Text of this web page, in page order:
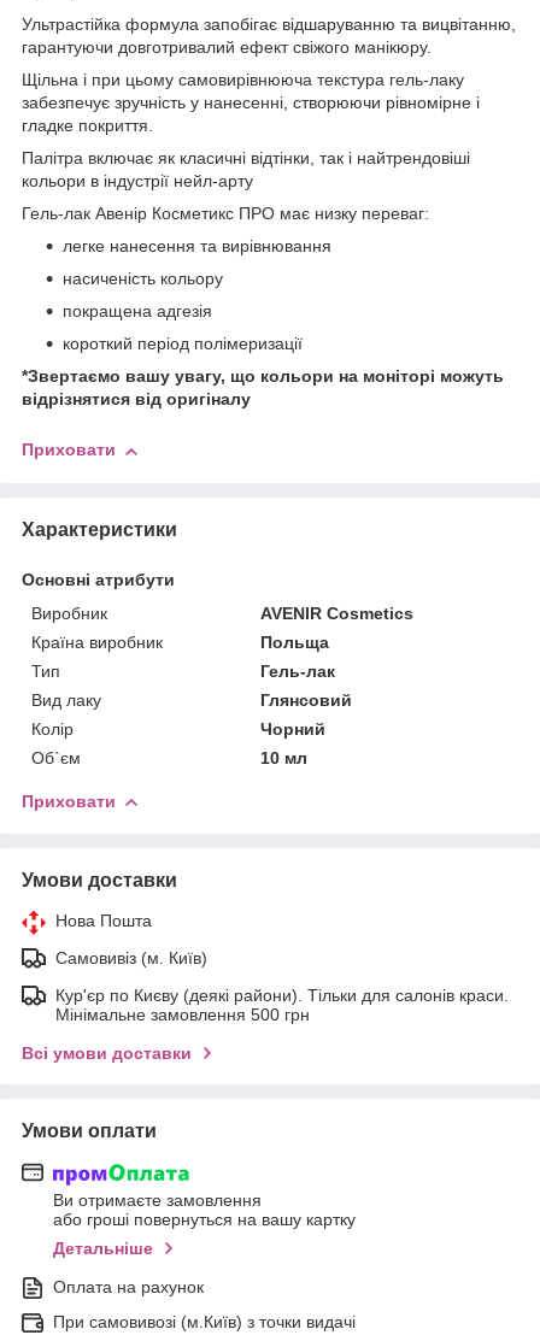
Ультрастійка формула запобігає відшаруванню та вицвітанню,
гарантуючи довготривалий ефект свіжого манікюру.
Щільна і при цьому самовирівнююча текстура гель-лаку
забезпечує зручність у нанесенні, створюючи рівномірне і
гладке покриття.
Палітра включає як класичні відтінки, так і найтрендовіші
кольори в індустрії нейл-арту
Гель-лак Авенір Косметикс ПРО має низку переваг:
легке нанесення та вирівнювання
насиченість кольору
покращена адгезія
короткий період полімеризації
*Звертаємо вашу увагу, що кольори на моніторі можуть
відрізнятися від оригіналу
Приховати
Характеристики
Основні атрибути
Виробник
AVENIR Cosmetics
Країна виробник
Польща
Тип
Гель-лак
Вид лаку
Глянсовий
Колір
Чорний
Об`єм
10 мл
Приховати
Умови доставки
Нова Пошта
Самовивіз (м. Київ)
Кур'єр по Києву (деякі райони). Тільки для салонів краси.
Мінімальне замовлення 500 грн
Всі умови доставки
Умови оплати
Ви отримаєте замовлення
або гроші повернуться на вашу картку
Детальніше
Оплата на рахунок
При самовивозі (м.Київ) з точки видачі